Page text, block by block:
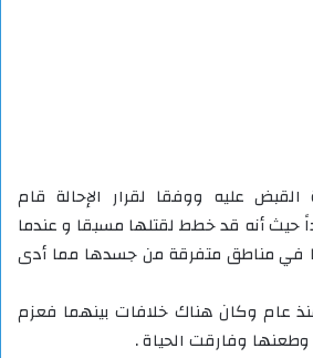
القبض عليه ووفقا لقرار الإحالة قام
حيث أنه قد خطط لقتلها مسبقا و عندما
في مناطق متفرقة من جسدها مما أدى
عام وكان هناك خلافات بينهما فعزم
وفارقت الحياة .